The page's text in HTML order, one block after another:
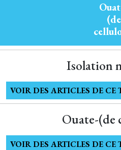
(de
Isolation
VOIR DES ARTICLES DE CE
Ouate-(de
VOIR DES ARTICLES DE CE